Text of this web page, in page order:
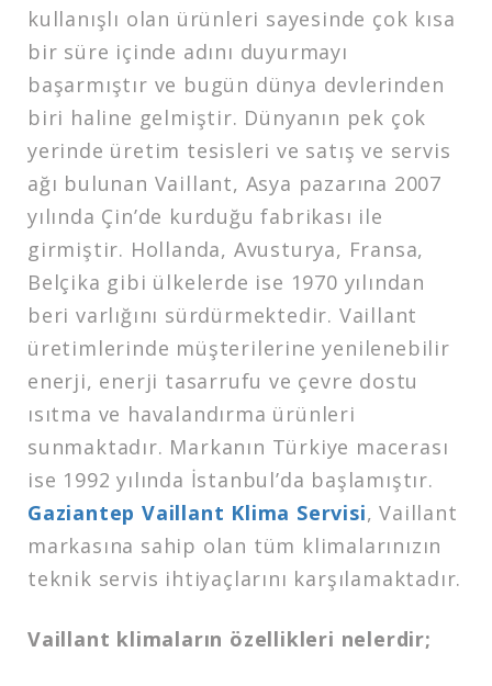
kullanışlı olan ürünleri sayesinde çok kısa
bir süre içinde adını duyurmayı
başarmıştır ve bugün dünya devlerinden
biri haline gelmiştir. Dünyanın pek çok
yerinde üretim tesisleri ve satış ve servis
ağı bulunan Vaillant, Asya pazarına 2007
yılında Çin’de kurduğu fabrikası ile
girmiştir. Hollanda, Avusturya, Fransa,
Belçika gibi ülkelerde ise 1970 yılından
beri varlığını sürdürmektedir. Vaillant
üretimlerinde müşterilerine yenilenebilir
enerji, enerji tasarrufu ve çevre dostu
ısıtma ve havalandırma ürünleri
sunmaktadır. Markanın Türkiye macerası
ise 1992 yılında İstanbul’da başlamıştır.
Gaziantep Vaillant Klima Servisi, Vaillant
markasına sahip olan tüm klimalarınızın
teknik servis ihtiyaçlarını karşılamaktadır.
Vaillant klimaların özellikleri nelerdir;